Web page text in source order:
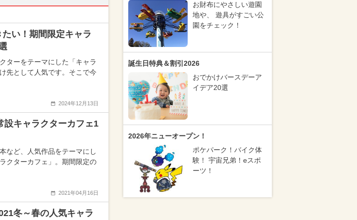
たい！期間限定キャラ
ターをテーマにした「キャラ
先として人気です。そこで今
2024年12月13日
設キャラクターカフェ1
など、人気作品をテーマにし
クターカフェ」。期間限定の
2021年04月16日
冬～春の人気キャラ
お財布にやさしい遊園
地や、 遊具がすごい公
園をチェック！
誕生日特典＆割引2026
おでかけバースデーア
イデア20選
2026年ニューオープン！
ポケパーク！バイク体
験！ 宇宙兄弟！eスポ
ーツ！